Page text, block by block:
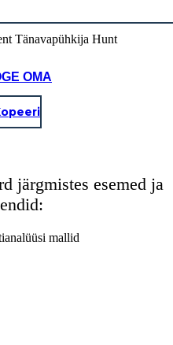
OMA
järgmistes esemed ja